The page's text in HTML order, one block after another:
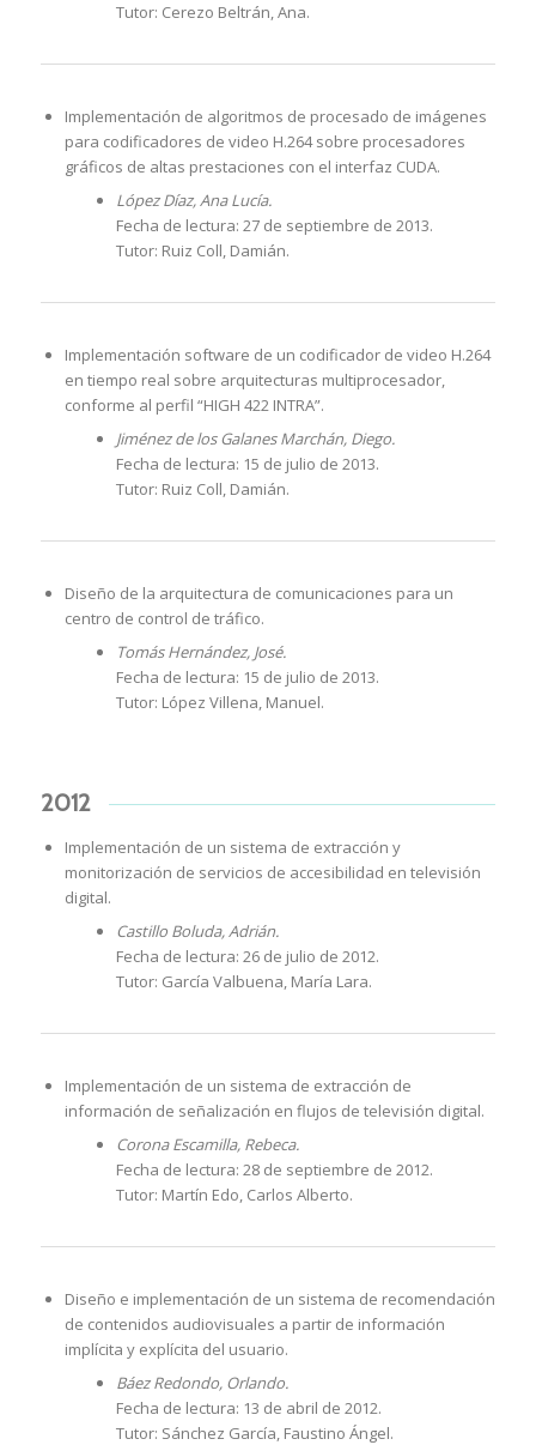
Tutor: Cerezo Beltrán, Ana.
Implementación de algoritmos de procesado de imágenes
para codificadores de video H.264 sobre procesadores
gráficos de altas prestaciones con el interfaz CUDA.
López Díaz, Ana Lucía.
Fecha de lectura: 27 de septiembre de 2013.
Tutor: Ruiz Coll, Damián.
Implementación software de un codificador de video H.264
en tiempo real sobre arquitecturas multiprocesador,
conforme al perfil “HIGH 422 INTRA”.
Jiménez de los Galanes Marchán, Diego.
Fecha de lectura: 15 de julio de 2013.
Tutor: Ruiz Coll, Damián.
Diseño de la arquitectura de comunicaciones para un
centro de control de tráfico.
Tomás Hernández, José.
Fecha de lectura: 15 de julio de 2013.
Tutor: López Villena, Manuel.
2012
Implementación de un sistema de extracción y
monitorización de servicios de accesibilidad en televisión
digital.
Castillo Boluda, Adrián.
Fecha de lectura: 26 de julio de 2012.
Tutor: García Valbuena, María Lara.
Implementación de un sistema de extracción de
información de señalización en flujos de televisión digital.
Corona Escamilla, Rebeca.
Fecha de lectura: 28 de septiembre de 2012.
Tutor: Martín Edo, Carlos Alberto.
Diseño e implementación de un sistema de recomendación
de contenidos audiovisuales a partir de información
implícita y explícita del usuario.
Báez Redondo, Orlando.
Fecha de lectura: 13 de abril de 2012.
Tutor: Sánchez García, Faustino Ángel.